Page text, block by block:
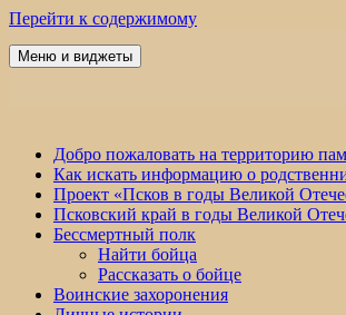
Перейти к содержимому
Победа 60
Меню и виджеты
Добро пожаловать на территорию
Как искать информацию о
Проект «Псков в годы Великой
Псковский край в годы Великой
Бессмертный полк
Найти бойца
Рассказать о бойце
Воинские захоронения